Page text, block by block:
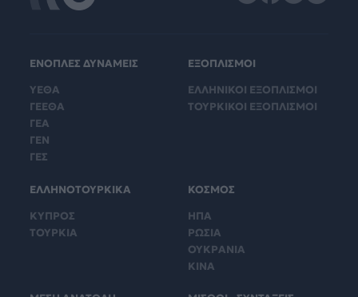
ΕΝΟΠΛΕΣ ΔΥΝΑΜΕΙΣ
ΥΕΘΑ
ΓΕΕΘΑ
ΓΕΑ
ΓΕΝ
ΓΕΣ
ΕΞΟΠΛΙΣΜΟΙ
ΕΛΛΗΝΙΚΟΙ ΕΞΟΠΛΙΣΜΟΙ
ΤΟΥΡΚΙΚΟΙ ΕΞΟΠΛΙΣΜΟΙ
ΕΛΛΗΝΟΤΟΥΡΚΙΚΑ
ΚΥΠΡΟΣ
ΤΟΥΡΚΙΑ
ΚΟΣΜΟΣ
ΗΠΑ
ΡΩΣΙΑ
ΟΥΚΡΑΝΙΑ
ΚΙΝΑ